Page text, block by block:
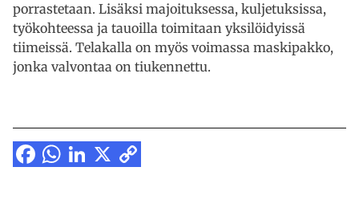
porrastetaan. Lisäksi majoituksessa, kuljetuksissa,
työkohteessa ja tauoilla toimitaan yksilöidyissä
tiimeissä. Telakalla on myös voimassa maskipakko,
jonka valvontaa on tiukennettu.